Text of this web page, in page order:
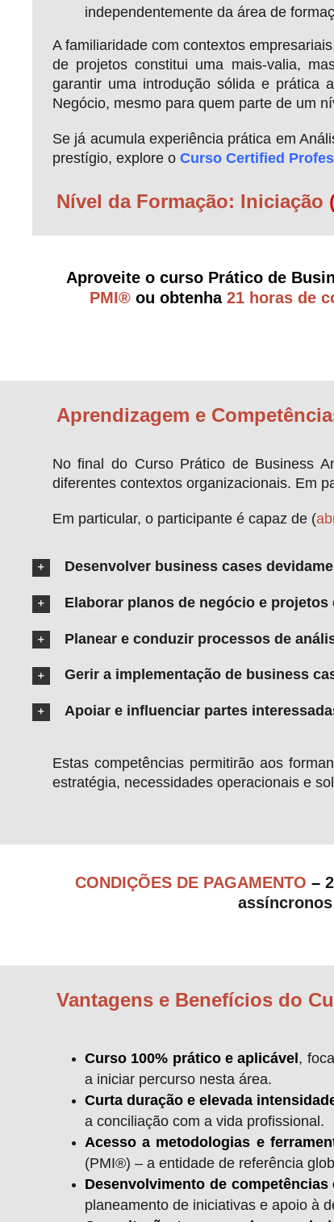
independentemente da área de
A familiaridade com contextos
de projetos constitui uma mais-valia,
garantir uma introdução sólida e prática
Negócio, mesmo para quem parte de um
Se já acumula experiência prática em
prestígio, explore o Curso Certified
Nível da Formação: Iniciação
Aproveite o curso Prático de
PMI®ou obtenha 21 horas de
Aprendizagem e
No final do Curso Prático de Business
diferentes contextos organizacionais. Em
Em particular, o participante é capaz de (
Desenvolver business cases
Elaborar planos de negócio e
Planear e conduzir processos de
Gerir a implementação de business
Apoiar e influenciar partes
Estas competências permitirão aos
estratégia, necessidades operacionais e
CONDIÇÕES DE PAGAMENTO –
Vantagens e Benefícios do
Curso 100% prático e aplicável,
a iniciar percurso nesta área.
Curta duração e elevada
a conciliação com a vida profissional.
Acesso a metodologias e
(PMI®) – a entidade de referência
Desenvolvimento de
planeamento de iniciativas e apoio à